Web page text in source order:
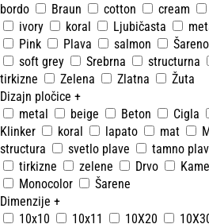
bordo
Braun cotton cream
ivory
koral Ljubičasta
Pink
Plava salmon Šareno
soft grey
Srebrna structurna
tirkizne
Zelena Zlatna
Žuta
Dizajn pločice +
metal
beige Beton Cigla
Klinker
koral lapato mat
structura
svetlo plave tamno
tirkizne
zelene Drvo
Monocolor
Šarene
Dimenzije +
10x10
10x11 10X20